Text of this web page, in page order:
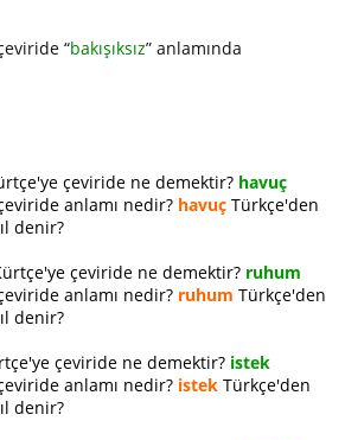
“bakışıksız” anlamında
çeviride ne demektir? havuç
anlamı nedir? havuç Türkçe'den
denir?
çeviride ne demektir? ruhum
anlamı nedir? ruhum Türkçe'den
denir?
çeviride ne demektir? istek
anlamı nedir? istek Türkçe'den
denir?